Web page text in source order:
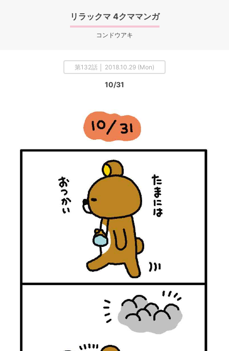
リラックマ 4クママンガ
コンドウアキ
第132話 │ 2018.10.29 (Mon)
10/31